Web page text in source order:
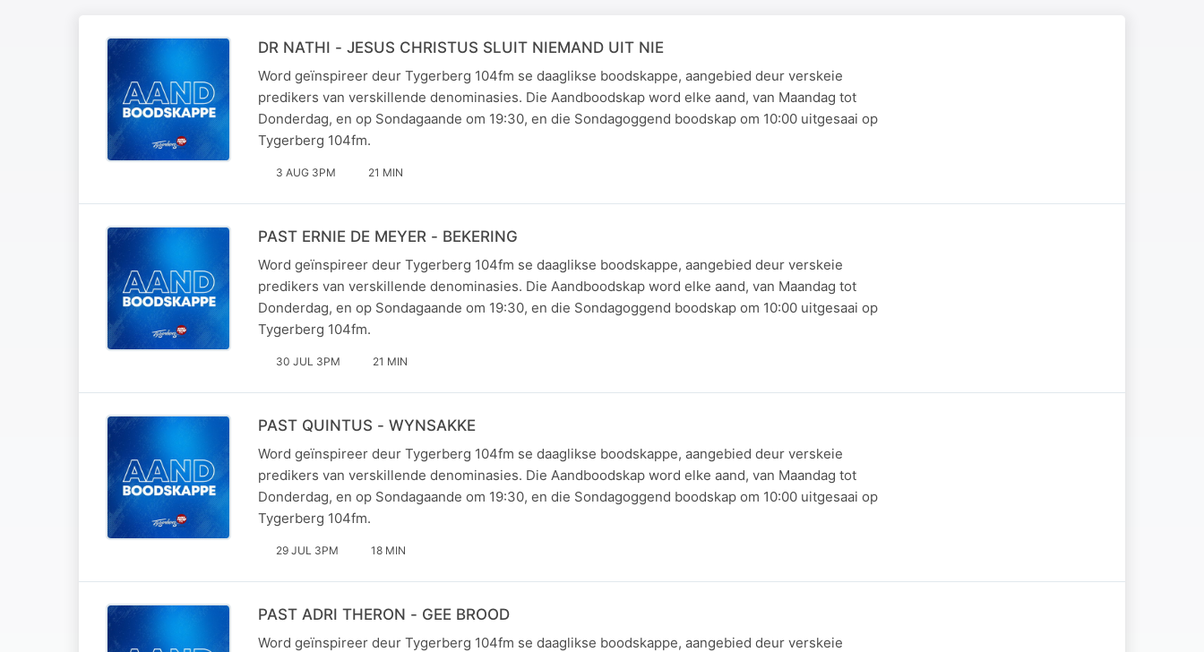
DR NATHI - JESUS CHRISTUS SLUIT NIEMAND UIT NIE
Word geïnspireer deur Tygerberg 104fm se daaglikse boodskappe, aangebied deur verskeie
predikers van verskillende denominasies. Die Aandboodskap word elke aand, van Maandag tot
Donderdag, en op Sondagaande om 19:30, en die Sondagoggend boodskap om 10:00 uitgesaai op
Tygerberg 104fm.
3 AUG 3PM 21 MIN
PAST ERNIE DE MEYER - BEKERING
Word geïnspireer deur Tygerberg 104fm se daaglikse boodskappe, aangebied deur verskeie
predikers van verskillende denominasies. Die Aandboodskap word elke aand, van Maandag tot
Donderdag, en op Sondagaande om 19:30, en die Sondagoggend boodskap om 10:00 uitgesaai op
Tygerberg 104fm.
30 JUL 3PM 21 MIN
PAST QUINTUS - WYNSAKKE
Word geïnspireer deur Tygerberg 104fm se daaglikse boodskappe, aangebied deur verskeie
predikers van verskillende denominasies. Die Aandboodskap word elke aand, van Maandag tot
Donderdag, en op Sondagaande om 19:30, en die Sondagoggend boodskap om 10:00 uitgesaai op
Tygerberg 104fm.
29 JUL 3PM 18 MIN
PAST ADRI THERON - GEE BROOD
Word geïnspireer deur Tygerberg 104fm se daaglikse boodskappe, aangebied deur verskeie